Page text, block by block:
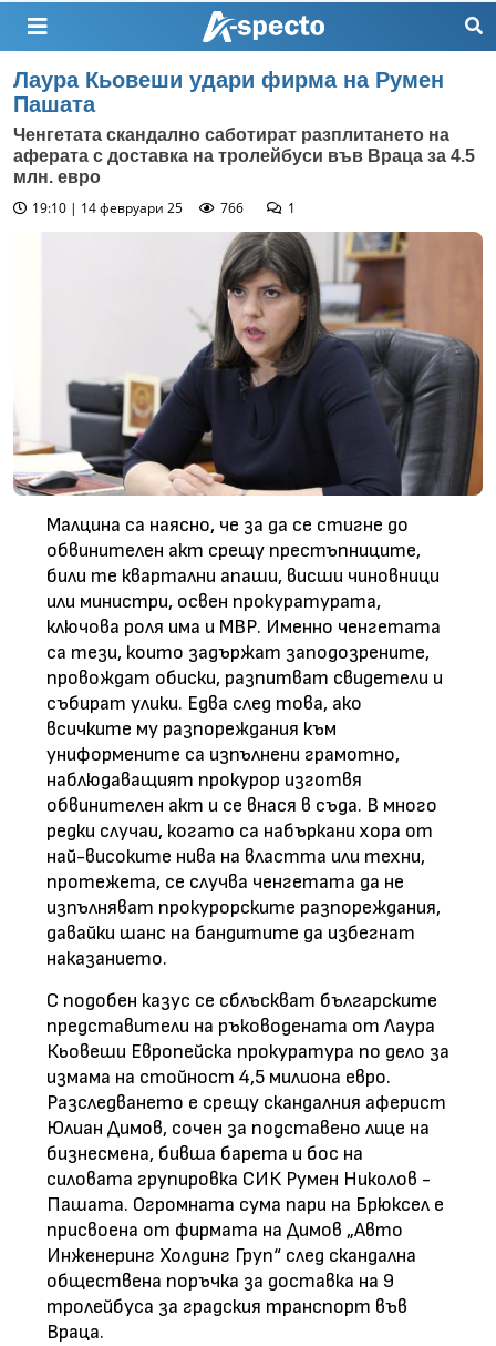
Лаура Кьовеши удари фирма на Румен
Пашата
Ченгетата скандално саботират разплитането на
аферата с доставка на тролейбуси във Враца за 4.5
млн. евро
19:10 | 14 февруари 25
766 1
Малцина са наясно, че за да се стигне до
обвинителен акт срещу престъпниците,
били те квартални апаши, висши чиновници
или министри, освен прокуратурата,
ключова роля има и МВР. Именно ченгетата
са тези, които задържат заподозрените,
провождат обиски, разпитват свидетели и
събират улики. Едва след това, ако
всичките му разпореждания към
униформените са изпълнени грамотно,
наблюдаващият прокурор изготвя
обвинителен акт и се внася в съда. В много
редки случаи, когато са набъркани хора от
най-високите нива на властта или техни,
протежета, се случва ченгетата да не
изпълняват прокурорските разпореждания,
давайки шанс на бандитите да избегнат
наказанието.
С подобен казус се сблъскват българските
представители на ръководената от Лаура
Кьовеши Европейска прокуратура по дело за
измама на стойност 4,5 милиона евро.
Разследването е срещу скандалния аферист
Юлиан Димов, сочен за подставено лице на
бизнесмена, бивша барета и бос на
силовата групировка СИК Румен Николов -
Пашата. Огромната сума пари на Брюксел е
присвоена от фирмата на Димов „Авто
Инженеринг Холдинг Груп“ след скандална
обществена поръчка за доставка на 9
тролейбуса за градския транспорт във
Враца.